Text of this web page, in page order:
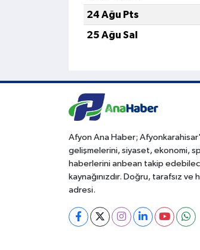
24 Ağu Pts
25 Ağu Sal
Afyon Ana Haber;
gelişmelerini, siyaset, ekonomi,
haberlerini anbean takip
kaynağınızdır. Doğru, tarafsız ve
adresi.